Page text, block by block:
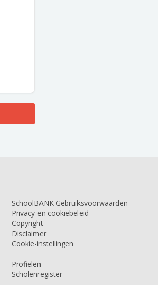
SchoolBANK Gebruiksvoorwaarden
Privacy-en cookiebeleid
Copyright
Disclaimer
Cookie-instellingen
Profielen
Scholenregister